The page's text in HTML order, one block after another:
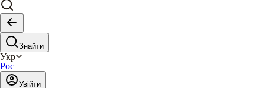
Знайти
Укр
Рос
Увійти